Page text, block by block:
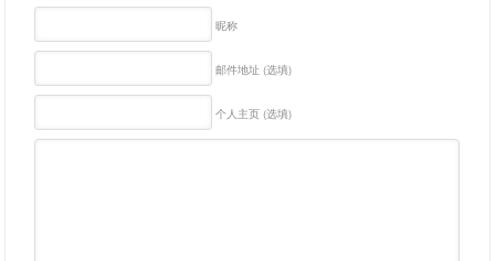
昵称
邮件地址 (选填)
个人主页 (选填)